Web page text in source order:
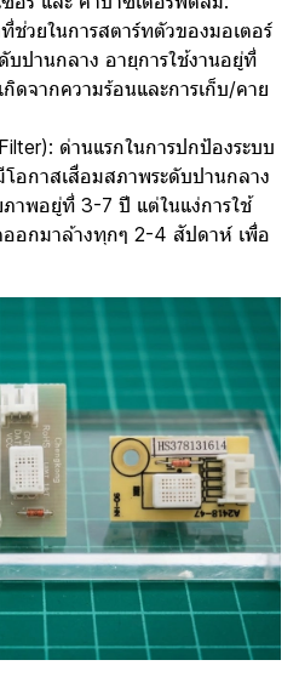
ช่วยในการสตาร์ทตัวของมอเตอร์
บปานกลาง อายุการใช้งานอยู่ที่
ดจากความร้อนและการเก็บ/คาย
ด่านแรกในการปกป้องระบบ
อกาสเสื่อมสภาพระดับปานกลาง
ภาพอยู่ที่ 3-7 ปี แต่ในแง่การใช้
ออกมาล้างทุกๆ 2-4 สัปดาห์ เพื่อ